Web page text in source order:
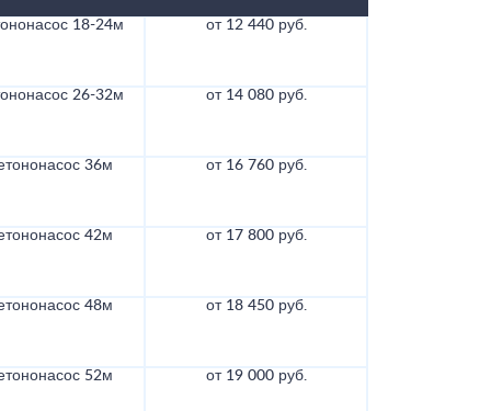
18-24м от 12 440 руб.
26-32м от 14 080 руб.
36м от 16 760 руб.
42м от 17 800 руб.
48м от 18 450 руб.
52м от 19 000 руб.